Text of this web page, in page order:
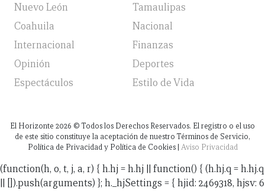
Nuevo León
Tamaulipas
Coahuila
Nacional
Internacional
Finanzas
Opinión
Deportes
Espectáculos
Estilo de Vida
El Horizonte 2026 © Todos los Derechos Reservados. El registro o el uso
de este sitio constituye la aceptación de nuestro Términos de Servicio,
Política de Privacidad y Política de Cookies | Aviso Privacidad
(function(h, o, t, j, a, r) { h.hj = h.hj || function() { (h.hj.q = h.hj.q
|| []).push(arguments) }; h._hjSettings = { hjid: 2469318, hjsv: 6